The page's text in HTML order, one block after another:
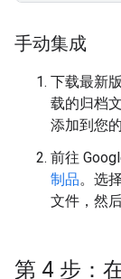
手动集成
下载最新
载的归档
添加到您
前往
制品。选
文件，然
第 4 步：